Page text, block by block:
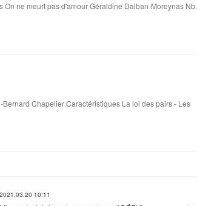
ne meurt pas d'amour Géraldine Dalban-Moreynas Nb.
Chapelier Caractéristiques La loi des pairs - Les
2021.03.20 10:11